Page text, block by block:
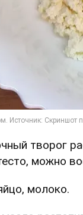
творог
можно
молоко.